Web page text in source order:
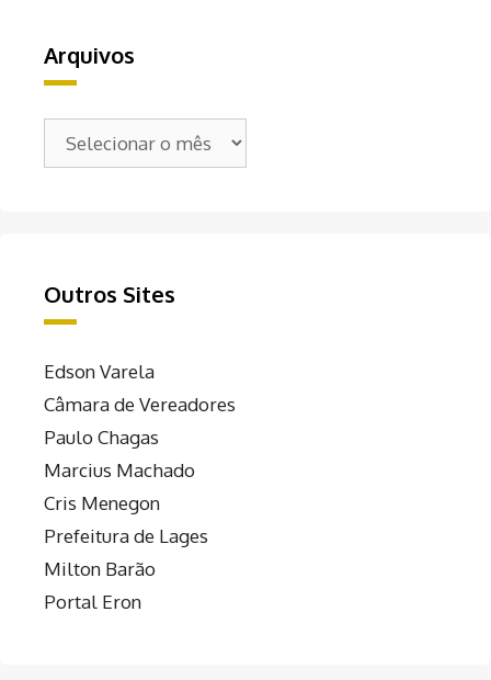
Arquivos
Arquivos
Outros Sites
Edson Varela
Câmara de Vereadores
Paulo Chagas
Marcius Machado
Cris Menegon
Prefeitura de Lages
Milton Barão
Portal Eron